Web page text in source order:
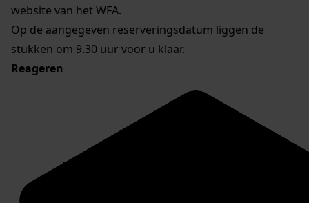
website van het WFA.
Op de aangegeven reserveringsdatum liggen de
stukken om 9.30 uur voor u klaar.
Reageren